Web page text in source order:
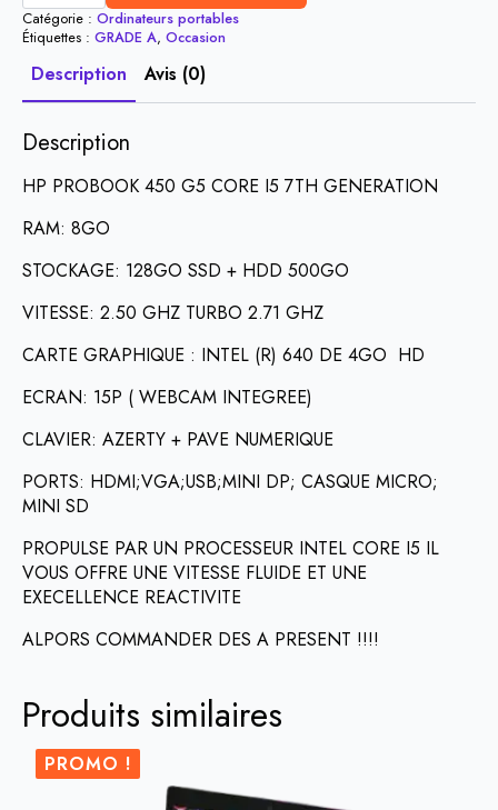
PROBOOK
450
G5
CORE
I5
7TH
Catégorie : Ordinateurs portables
Étiquettes : GRADE A, Occasion
Description Avis (0)
Description
HP PROBOOK 450 G5 CORE I5 7TH GENERATION
RAM: 8GO
STOCKAGE: 128GO SSD + HDD 500GO
VITESSE: 2.50 GHZ TURBO 2.71 GHZ
CARTE GRAPHIQUE : INTEL (R) 640 DE 4GO HD
ECRAN: 15P ( WEBCAM INTEGREE)
CLAVIER: AZERTY + PAVE NUMERIQUE
PORTS: HDMI;VGA;USB;MINI DP; CASQUE MICRO;
MINI SD
PROPULSE PAR UN PROCESSEUR INTEL CORE I5 IL
VOUS OFFRE UNE VITESSE FLUIDE ET UNE
EXECELLENCE REACTIVITE
ALPORS COMMANDER DES A PRESENT !!!!
Produits similaires
PROMO !